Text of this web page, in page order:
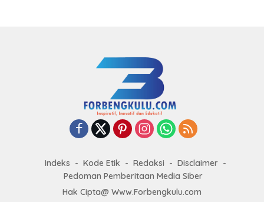
Indeks Kode Etik Redaksi
Disclaimer
Pedoman Pemberitaan Media Siber
Hak Cipta@ Www.Forbengkulu.com